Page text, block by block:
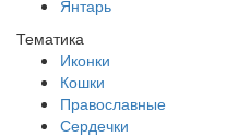
Янтарь
Тематика
Иконки
Кошки
Православные
Сердечки